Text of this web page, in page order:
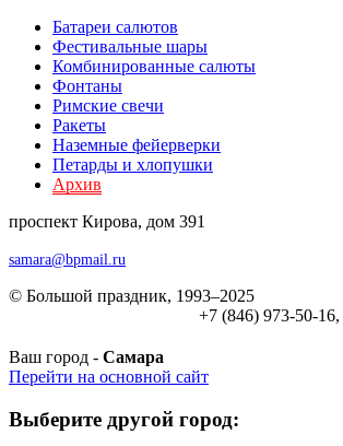
Батареи салютов
Фестивальные шары
Комбиниров­анные салюты
Фонтаны
Римские свечи
Ракеты
Наземные фейерверки
Петарды и хлопушки
Архив
проспект Кирова, дом 391
samara@bpmail.ru
© Большой праздник, 1993–2025
+7 (846) 973-50-
Ваш город - Самара
Перейти на основной сайт
Выберите другой город: